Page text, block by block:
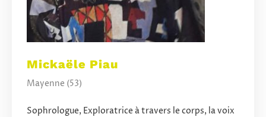
Mickaële Piau
Mayenne (53)
Sophrologue, Exploratrice à travers le corps, la voix